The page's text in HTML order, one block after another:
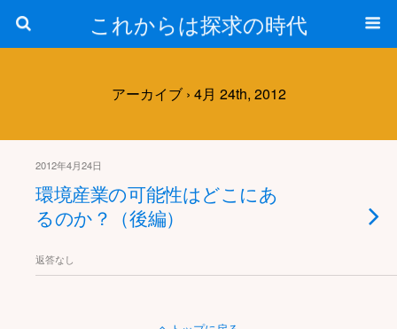
これからは探求の時代
アーカイブ › 4月 24th, 2012
2012年4月24日
環境産業の可能性はどこにあ
るのか？（後編）
返答なし